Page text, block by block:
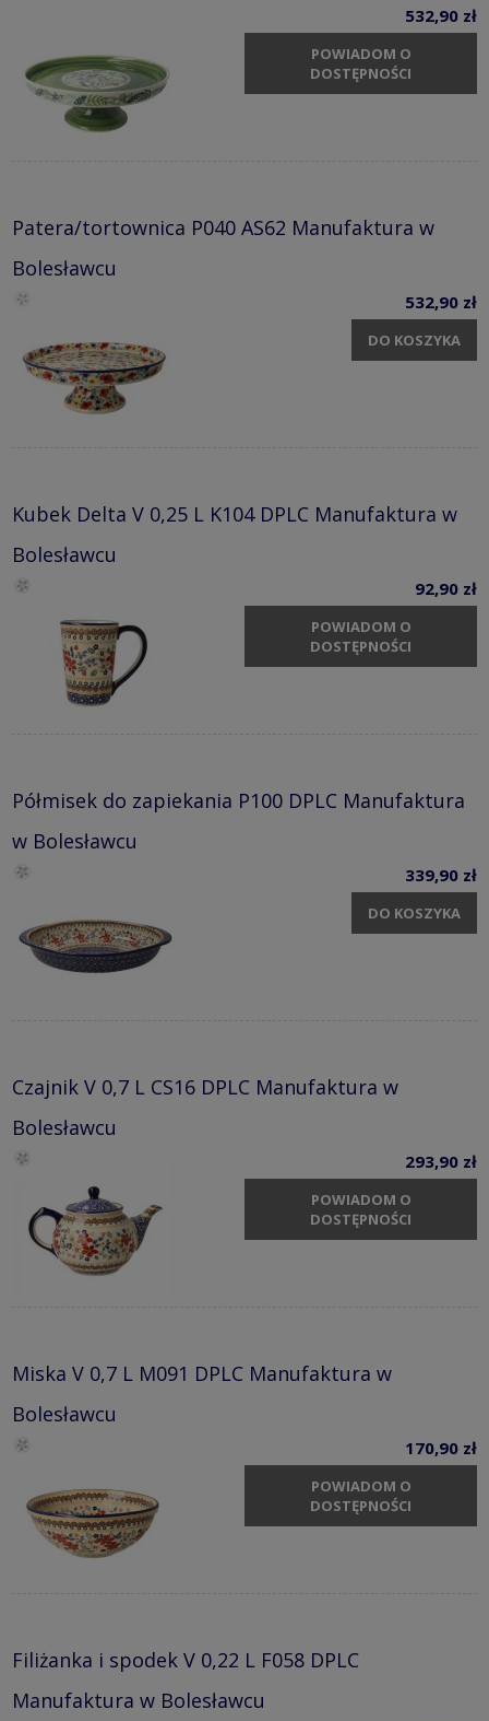
532,90 zł
POWIADOM O
DOSTĘPNOŚCI
Patera/tortownica P040 AS62 Manufaktura w
Bolesławcu
532,90 zł
DO KOSZYKA
Kubek Delta V 0,25 L K104 DPLC Manufaktura w
Bolesławcu
92,90 zł
POWIADOM O
DOSTĘPNOŚCI
Półmisek do zapiekania P100 DPLC Manufaktura
w Bolesławcu
339,90 zł
DO KOSZYKA
Czajnik V 0,7 L CS16 DPLC Manufaktura w
Bolesławcu
293,90 zł
POWIADOM O
DOSTĘPNOŚCI
Miska V 0,7 L M091 DPLC Manufaktura w
Bolesławcu
170,90 zł
POWIADOM O
DOSTĘPNOŚCI
Filiżanka i spodek V 0,22 L F058 DPLC
Manufaktura w Bolesławcu